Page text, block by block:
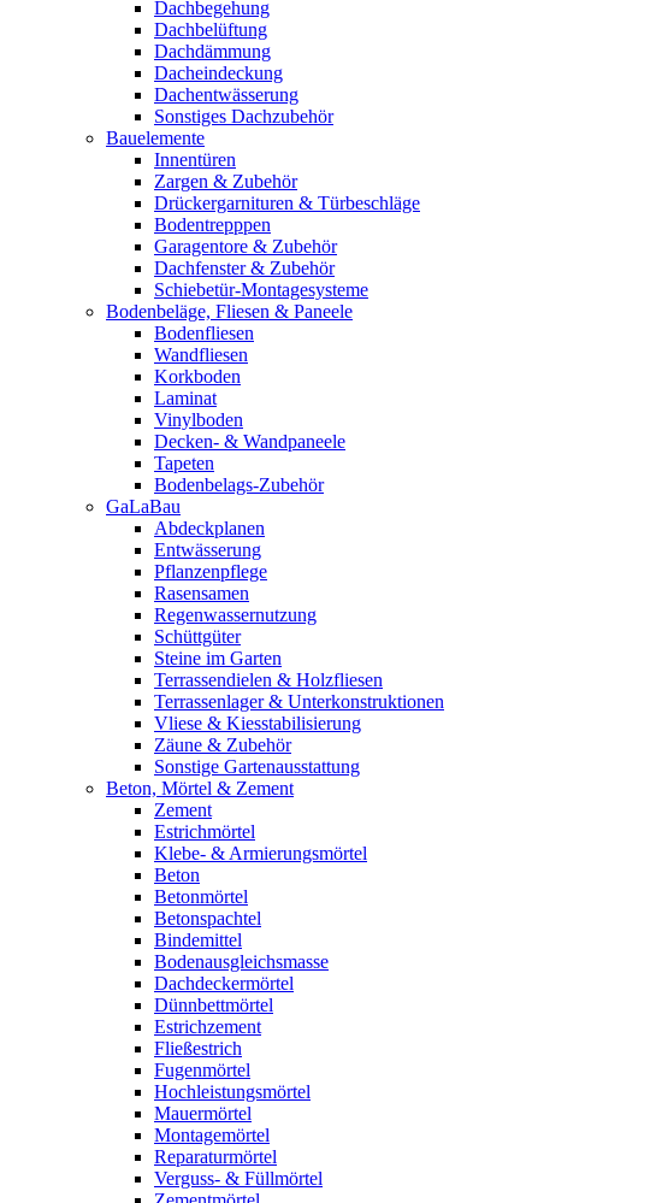
Dachbegehung
Dachbelüftung
Dachdämmung
Dacheindeckung
Dachentwässerung
Sonstiges Dachzubehör
Bauelemente
Innentüren
Zargen & Zubehör
Drückergarnituren & Türbeschläge
Bodentrepppen
Garagentore & Zubehör
Dachfenster & Zubehör
Schiebetür-Montagesysteme
Bodenbeläge, Fliesen & Paneele
Bodenfliesen
Wandfliesen
Korkboden
Laminat
Vinylboden
Decken- & Wandpaneele
Tapeten
Bodenbelags-Zubehör
GaLaBau
Abdeckplanen
Entwässerung
Pflanzenpflege
Rasensamen
Regenwassernutzung
Schüttgüter
Steine im Garten
Terrassendielen & Holzfliesen
Terrassenlager & Unterkonstruktionen
Vliese & Kiesstabilisierung
Zäune & Zubehör
Sonstige Gartenausstattung
Beton, Mörtel & Zement
Zement
Estrichmörtel
Klebe- & Armierungsmörtel
Beton
Betonmörtel
Betonspachtel
Bindemittel
Bodenausgleichsmasse
Dachdeckermörtel
Dünnbettmörtel
Estrichzement
Fließestrich
Fugenmörtel
Hochleistungsmörtel
Mauermörtel
Montagemörtel
Reparaturmörtel
Verguss- & Füllmörtel